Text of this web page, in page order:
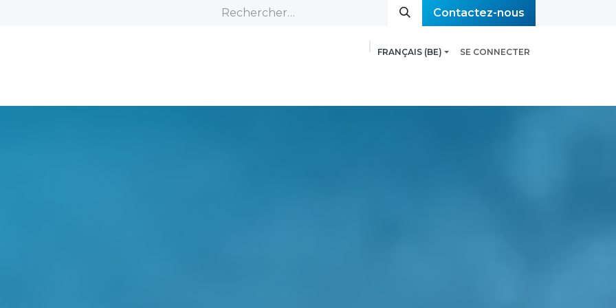
Contactez-nous​​​​​​​​​​
FRANÇAIS (BE) SE CONNECTER